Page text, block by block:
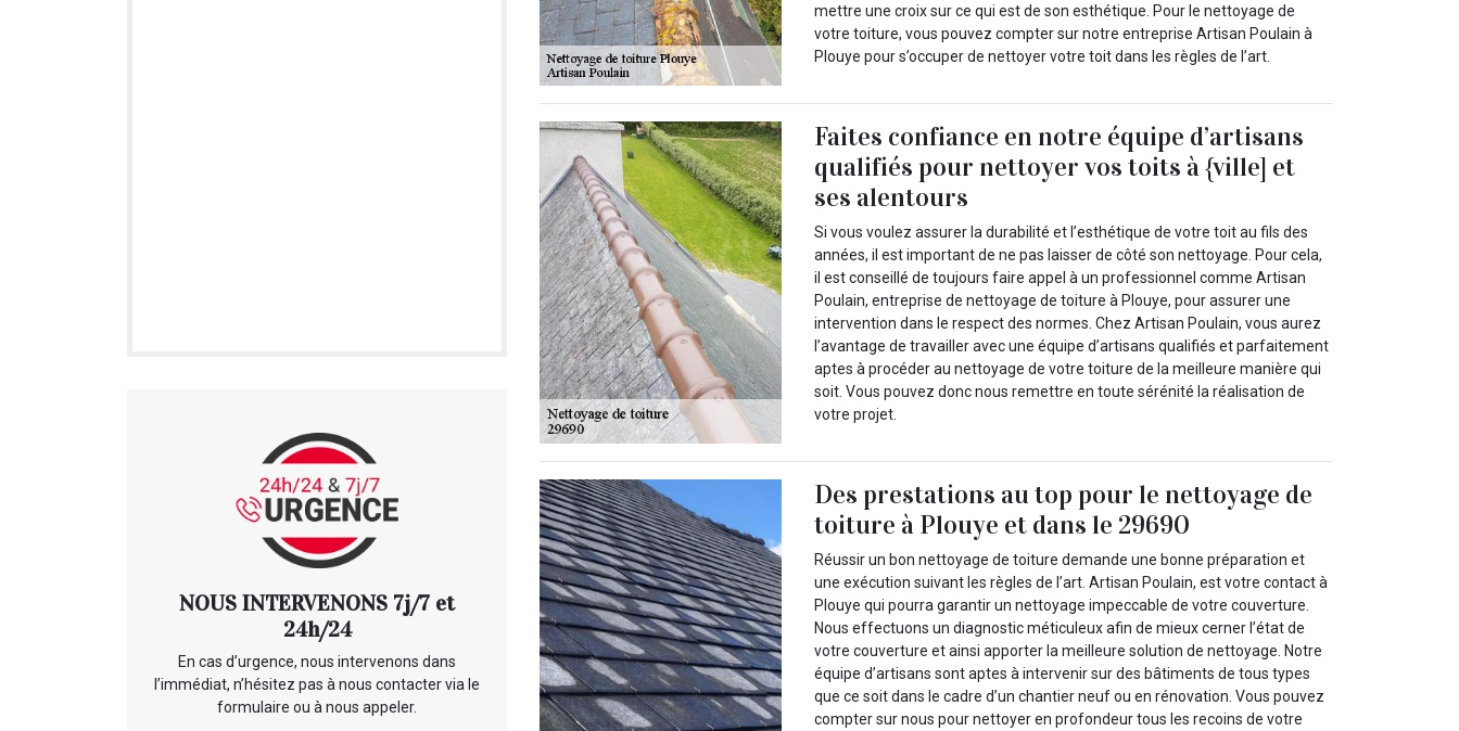
NOUS INTERVENONS 7j/7 et
24h/24
En cas d’urgence, nous intervenons dans
l’immédiat, n’hésitez pas à nous contacter via le
formulaire ou à nous appeler.
mettre une croix sur ce qui est de son esthétique. Pour le nettoyage de
votre toiture, vous pouvez compter sur notre entreprise Artisan Poulain à
Plouye pour s’occuper de nettoyer votre toit dans les règles de l’art.
Faites confiance en notre équipe d’artisans
qualifiés pour nettoyer vos toits à {ville] et
ses alentours
Si vous voulez assurer la durabilité et l’esthétique de votre toit au fils des
années, il est important de ne pas laisser de côté son nettoyage. Pour cela,
il est conseillé de toujours faire appel à un professionnel comme Artisan
Poulain, entreprise de nettoyage de toiture à Plouye, pour assurer une
intervention dans le respect des normes. Chez Artisan Poulain, vous aurez
l’avantage de travailler avec une équipe d’artisans qualifiés et parfaitement
aptes à procéder au nettoyage de votre toiture de la meilleure manière qui
soit. Vous pouvez donc nous remettre en toute sérénité la réalisation de
votre projet.
Des prestations au top pour le nettoyage de
toiture à Plouye et dans le 29690
Réussir un bon nettoyage de toiture demande une bonne préparation et
une exécution suivant les règles de l’art. Artisan Poulain, est votre contact à
Plouye qui pourra garantir un nettoyage impeccable de votre couverture.
Nous effectuons un diagnostic méticuleux afin de mieux cerner l’état de
votre couverture et ainsi apporter la meilleure solution de nettoyage. Notre
équipe d’artisans sont aptes à intervenir sur des bâtiments de tous types
que ce soit dans le cadre d’un chantier neuf ou en rénovation. Vous pouvez
compter sur nous pour nettoyer en profondeur tous les recoins de votre